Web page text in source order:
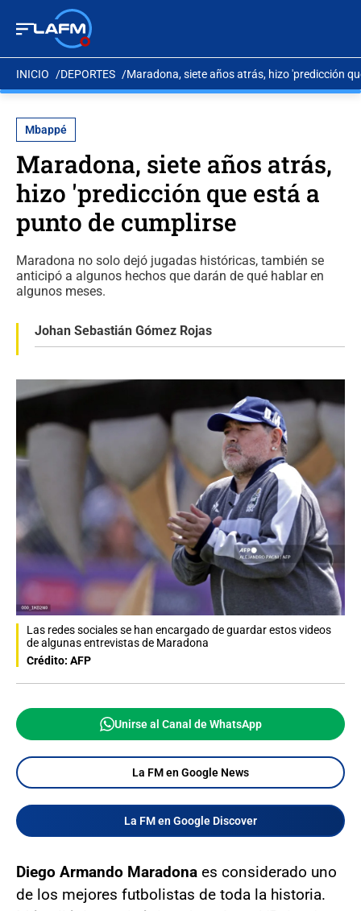
INICIO DEPORTES Maradona, siete años atrás, hizo 'predicción
Mbappé
Maradona, siete años atrás,
hizo 'predicción que está a
punto de cumplirse
Maradona no solo dejó jugadas históricas, también se
anticipó a algunos hechos que darán de qué hablar en
algunos meses.
Johan Sebastián Gómez Rojas
Las redes sociales se han encargado de guardar estos videos
de algunas entrevistas de Maradona
Crédito: AFP
Unirse al Canal de WhatsApp
La FM en Google News
La FM en Google Discover
Diego Armando Maradona es considerado uno
de los mejores futbolistas de toda la historia.